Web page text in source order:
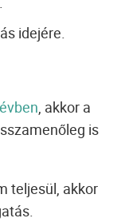
idejére.
, akkor a
is
teljesül, akkor